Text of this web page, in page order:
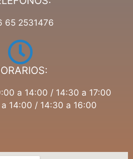
65 2531476
a 14:00 / 14:30 a 17:00
14:00 / 14:30 a 16:00